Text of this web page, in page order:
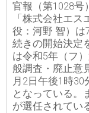
官報（第1028号
「株式会社エ
役：河野 智）は
続きの開始決定
は令和5年（フ
般調査・廃止意
月2日午後1時
となっている。
が選任されてい